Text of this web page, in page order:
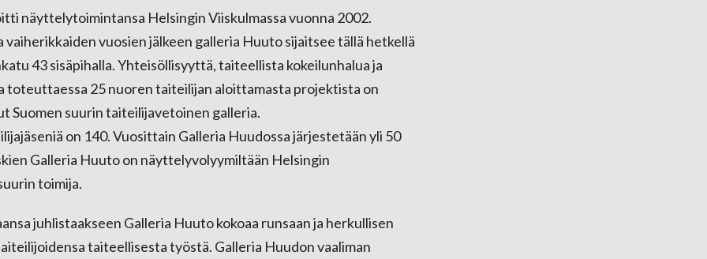
näyttelytoimintansa Helsingin Viiskulmassa vuonna 2002.
vaiherikkaiden vuosien jälkeen galleria Huuto sijaitsee tällä hetkellä
43 sisäpihalla. Yhteisöllisyyttä, taiteellista kokeilunhalua ja
toteuttaessa 25 nuoren taiteilijan aloittamasta projektista on
Suomen suurin taiteilijavetoinen galleria.
on 140. Vuosittain Galleria Huudossa järjestetään yli 50
Galleria Huuto on näyttelyvolyymiltään Helsingin
toimija.
juhlistaakseen Galleria Huuto kokoaa runsaan ja herkullisen
taiteellisesta työstä. Galleria Huudon vaaliman